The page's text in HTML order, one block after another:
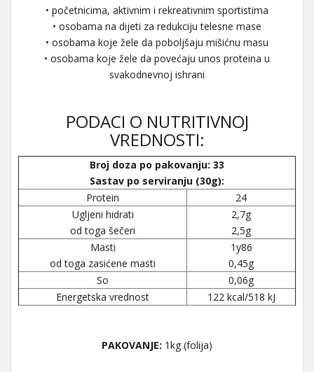
• početnicima, aktivnim i rekreativnim sportistima
• osobama na dijeti za redukciju telesne mase
• osobama koje žele da poboljšaju mišićnu masu
• osobama koje žele da povećaju unos proteina u
svakodnevnoj ishrani
PODACI O NUTRITIVNOJ
VREDNOSTI:
Broj doza po pakovanju: 33
Sastav po serviranju (30g):
Protein
24
Ugljeni hidrati
od toga šečeri
2,7g
2,5g
Masti
od toga zasićene masti
1y86
0,45g
So
0,06g
Energetska vrednost
122 kcal/518 kJ
PAKOVANJE: 1kg (folija)